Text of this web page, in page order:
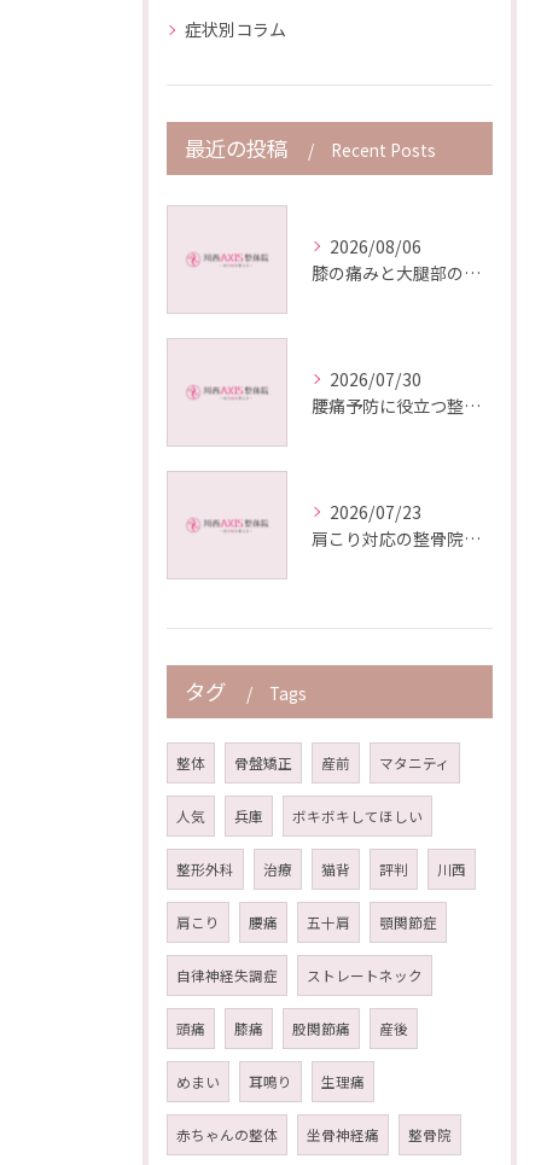
症状別コラム
最近の投稿 Recent Posts
2026/08/06
膝の痛みと大腿部の原因を症状別にセルフチェックで早期発見する方法
2026/07/30
腰痛予防に役立つ整骨院の賢い選択法を兵庫県川西市鼓が滝で実践するコツ
2026/07/23
肩こり対応の整骨院でできる具体策と再発予防のための効果的アプローチ
タグ Tags
整体 骨盤矯正 産前 マタニティ
人気 兵庫 ボキボキしてほしい
整形外科 治療 猫背 評判 川西
肩こり 腰痛 五十肩 顎関節症
自律神経失調症 ストレートネック
頭痛 膝痛 股関節痛 産後
めまい 耳鳴り 生理痛
赤ちゃんの整体 坐骨神経痛 整骨院